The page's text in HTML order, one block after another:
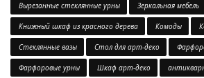
Вырезанные стеклянные урны Зеркальная мебель
Книжный шкаф из красного дерева Комоды
Стеклянные вазы Стол для арт-деко
Фарфоровые урны Шкаф арт-деко